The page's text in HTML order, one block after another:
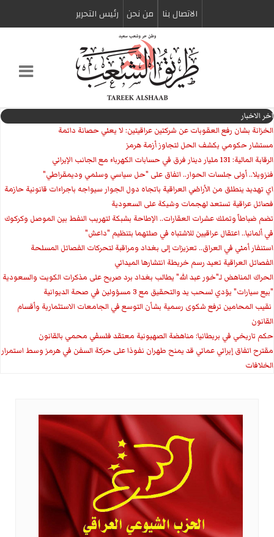
الاتصال بنا من نحن رئیس التحریر
اخر الاخبار
الخزانة بشان رفع العقوبات عن شركتين عراقيتين: لا يعني حصانة دائمة
مستشار حكومي يكشف الحل لتجاوز أزمة هرمز
الرقابة المالية: 131 مليار دينار فرق في حسابات الكهرباء مع الجانب الإيراني
فنزويلا.. أولى جلسات الحوار.. اتفاق على "حل سياسي وسلمي وديمقراطي"
اي تهديد ينطلق من الأراضي العراقية باتجاه دول الجوار سيواجه باجراءات قانونية حازمة
فصائل عراقية تستعد لهجمات وشيكة على السعودية
تضم ضباطاً وتملك عشرات العقارات.. الإطاحة بشبكة لتهريب النفط بين الموصل وكركوك
في ألمانيا.. اعتقال عراقيين للاشتباه في صلتهما بتنظيم "داعش"
استنفار أمني في العراق.. تعزيزات إلى بغداد ومراقبة لتحركات الفصائل المسلحة
الفصائل العراقية تعيد رسم خريطة انتشارها الميداني
الحراك المناهض لـ"خور عبد الله" يطالب بغداد برد صريح على مذكرات الكويت والسعودية
"بيع سيارات" يؤدي لسحب يد والتحقيق مع 3 مسؤولين في صحة الديوانية
‏ نقيب المحامين ترفع شكوى رسمية بشأن التوسع في الجامعات الاستثمارية وأقسام
القانون
حكم تاريخي في بريطانيا: مناهضة الصهيونية معتقد فلسفي محمي بالقانون
مقترح اتفاق إيراني عماني قد يمنح طهران نفوذا على حركة السفن في هرمز وسط استمرار
الخلافات